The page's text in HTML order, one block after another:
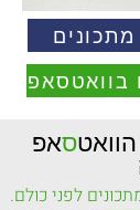
בוואטסאפ
סאפ
לפני כולם.